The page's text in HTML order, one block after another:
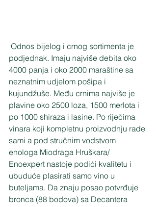
podjednak. Imaju najviše debita oko
4000 panja i oko 2000 maraštine sa
neznatnim udjelom pošipa i
kujundžuše. Među crnima najviše je
plavine oko 2500 loza, 1500 merlota i
po 1000 shiraza i lasine. Po riječima
vinara koji kompletnu proizvodnju rade
sami a pod stručnim vodstvom
enologa Miodraga Hruškara/
Enoexpert nastoje podići kvalitetu i
ubuduće plasirati samo vino u
buteljama. Da znaju posao potvrđuje
bronca (88 bodova) sa Decantera